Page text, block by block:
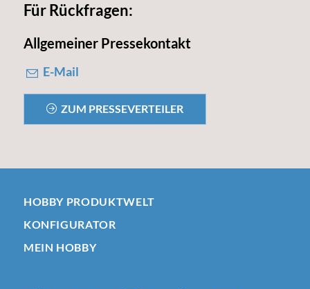
Für Rückfragen:
Allgemeiner Pressekontakt
E-Mail
ZUM PRESSEVERTEILER
HOBBY PRODUKTWELT
KONFIGURATOR
MEIN HOBBY